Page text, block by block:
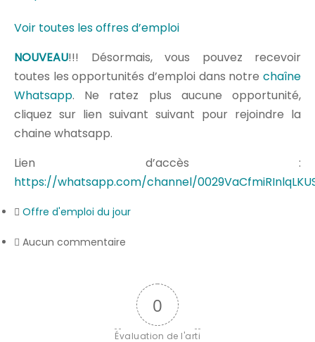
Voir toutes les offres d’emploi
NOUVEAU!!! Désormais, vous pouvez recevoir
toutes les opportunités d’emploi dans notre chaîne
Whatsapp. Ne ratez plus aucune opportunité,
cliquez sur lien suivant suivant pour rejoindre la
chaine whatsapp.
Lien d’accès :
https://whatsapp.com/channel/
Offre d'emploi du jour
Aucun commentaire
0
Évaluation de l'arti